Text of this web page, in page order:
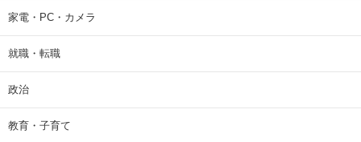
家電・PC・カメラ
就職・転職
政治
教育・子育て